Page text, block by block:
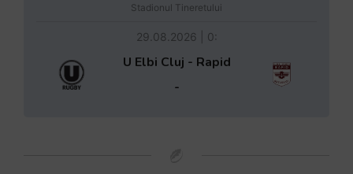
Stadionul Tineretului
29.08.2026 | 0:
U Elbi Cluj - Rapid
-